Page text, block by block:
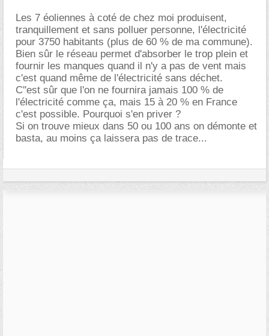
Les 7 éoliennes à coté de chez moi produisent,
tranquillement et sans polluer personne, l'électricité
pour 3750 habitants (plus de 60 % de ma commune).
Bien sûr le réseau permet d'absorber le trop plein et
fournir les manques quand il n'y a pas de vent mais
c'est quand même de l'électricité sans déchet.
C''est sûr que l'on ne fournira jamais 100 % de
l'électricité comme ça, mais 15 à 20 % en France
c'est possible. Pourquoi s'en priver ?
Si on trouve mieux dans 50 ou 100 ans on démonte et
basta, au moins ça laissera pas de trace...